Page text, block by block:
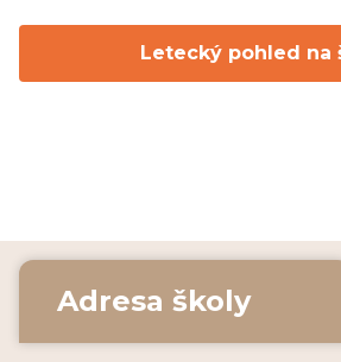
Letecký pohled na
Adresa školy